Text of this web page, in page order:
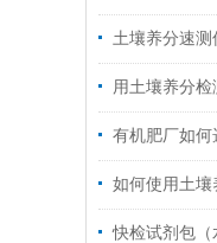
有机肥厂如何